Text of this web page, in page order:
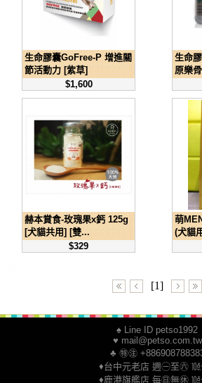
生命膠囊GoFree-P 增進關
節活動力 [紫草]
$1,600
生命
原樂
赫本賞食-玫瑰果x鈣 125g
[犬貓共用] [雙...
$329
萌
(犬貓
[1]
♠ Line ID petso1992
♥ mail@petso.com.tw
♣ ㊕㊟
♦台中元老店 週㊀至㊅
♦鹿港旗艦店 每㊐無㊡